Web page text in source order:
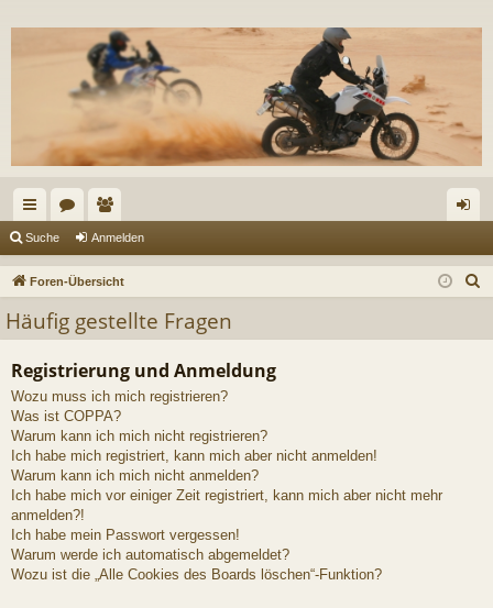
ch
ne
ug
riff
en
itg
lie
r
m
de
Suche Anmelden
Foren-Übersicht
Häufig gestellte Fragen
Registrierung und Anmeldung
Wozu muss ich mich registrieren?
Was ist COPPA?
Warum kann ich mich nicht registrieren?
Ich habe mich registriert, kann mich aber nicht anmelden!
Warum kann ich mich nicht anmelden?
Ich habe mich vor einiger Zeit registriert, kann mich aber nicht mehr
anmelden?!
Ich habe mein Passwort vergessen!
Warum werde ich automatisch abgemeldet?
Wozu ist die „Alle Cookies des Boards löschen“-Funktion?